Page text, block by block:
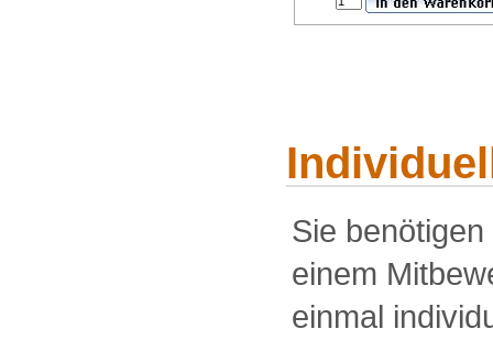
Sie
einem
einmal